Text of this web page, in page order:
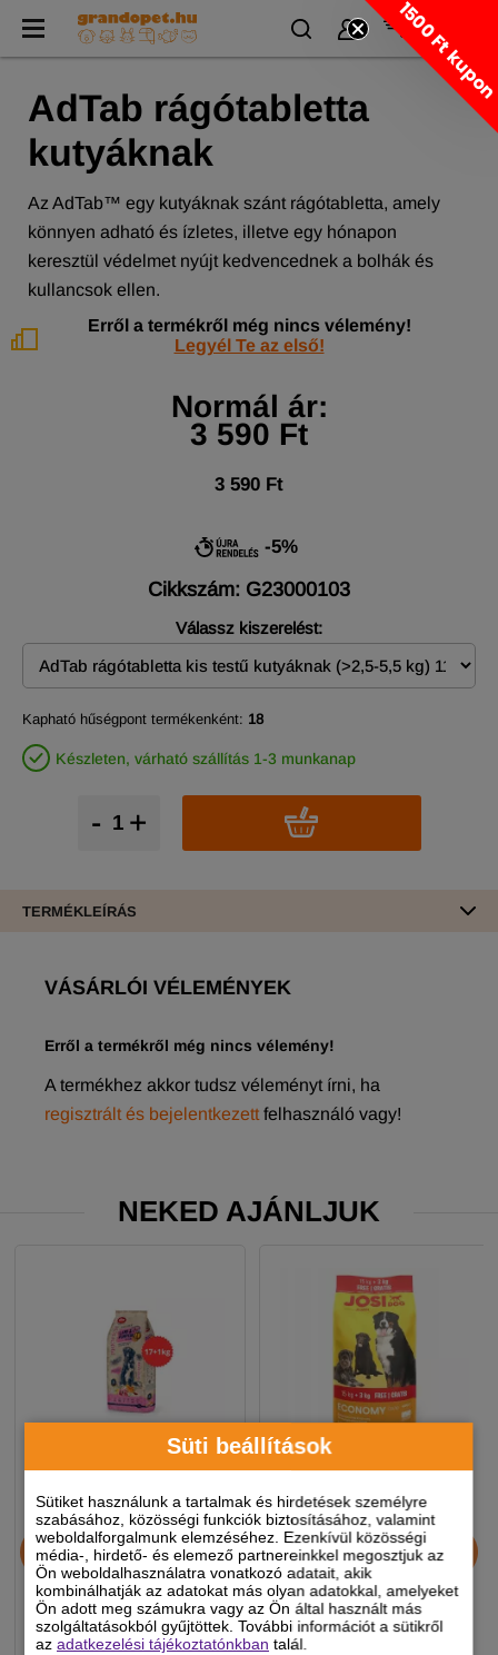
Süti beállítások
Sütiket használunk a tartalmak és hirdetések személyre
szabásához, közösségi funkciók biztosításához, valamint
weboldalforgalmunk elemzéséhez. Ezenkívül közösségi
média-, hirdető- és elemező partnereinkkel megosztjuk az
Ön weboldalhasználatra vonatkozó adatait, akik
kombinálhatják az adatokat más olyan adatokkal, amelyeket
Ön adott meg számukra vagy az Ön által használt más
szolgáltatásokból gyűjtöttek. További információt a sütikről
azadatkezelési tájékoztatónkban talál.
AdTab rágótabletta
kutyáknak
Az AdTab™ egy kutyáknak szánt rágótabletta, amely
könnyen adható és ízletes, illetve egy hónapon
keresztül védelmet nyújt kedvencednek a bolhák és
kullancsok ellen.
Erről a termékről még nincs vélemény!
Legyél Te az első!
Normál ár:
3 590 Ft
3 590 Ft
-5%
Cikkszám: G23000103
Válassz kiszerelést:
Kapható hűségpont termékenként: 18
Készleten, várható szállítás 1-3 munkanap
+
-
TERMÉKLEÍRÁS
VÁSÁRLÓI VÉLEMÉNYEK
Erről a termékről még nincs vélemény!
A termékhez akkor tudsz véleményt írni, ha
regisztrált és bejelentkezett felhasználó vagy!
NEKED AJÁNLJUK
Alice Professional Adult
Balance Lamb & Pumpkin
17+1kg
11 990 Ft
JosiDog Economy
kutyatáp 15+3kg
11 990 Ft
1500 Ft